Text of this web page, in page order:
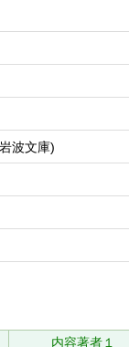
波文庫)
内容著者１